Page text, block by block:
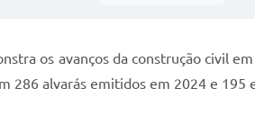
os avanços da construção civil
286 alvarás emitidos em 2024 e 195